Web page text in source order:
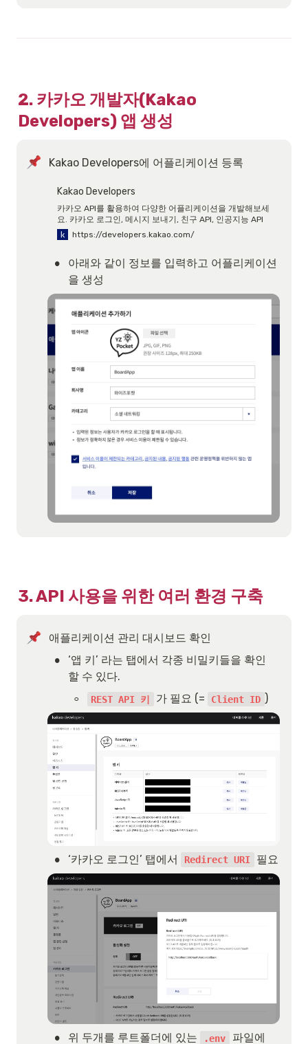
2. 카카오 개발자(Kakao
Developers) 앱 생성
Kakao Developers에 어플리케이션 등록
Kakao Developers
카카오 API를 활용하여 다양한 어플리케이션을 개발해보세
요. 카카오 로그인, 메시지 보내기, 친구 API, 인공지능 API
등을 제공합니다.
https://developers.kakao.com/
•
아래와 같이 정보를 입력하고 어플리케이션
을 생성
3. API 사용을 위한 여러 환경 구축
애플리케이션 관리 대시보드 확인
•
‘앱 키’ 라는 탭에서 각종 비밀키들을 확인
할 수 있다.
◦ REST API 키 가 필요 (= Client ID )
• ‘카카오 로그인’ 탭에서 Redirect URI 필요
• 위 두개를 루트폴더에 있는 .env 파일에